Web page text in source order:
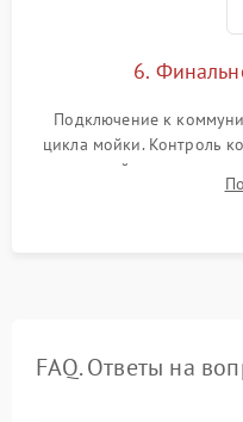
6.
Подключение к
цикла мойки. Контроль
до нужной температуры,
штатного слива и
FAQ. Ответы на